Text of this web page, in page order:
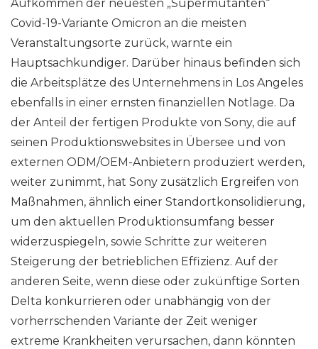
Aufkommen der neuesten „Supermutanten“
Covid-19-Variante Omicron an die meisten
Veranstaltungsorte zurück, warnte ein
Hauptsachkundiger. Darüber hinaus befinden sich
die Arbeitsplätze des Unternehmens in Los Angeles
ebenfalls in einer ernsten finanziellen Notlage. Da
der Anteil der fertigen Produkte von Sony, die auf
seinen Produktionswebsites in Übersee und von
externen ODM/OEM-Anbietern produziert werden,
weiter zunimmt, hat Sony zusätzlich Ergreifen von
Maßnahmen, ähnlich einer Standortkonsolidierung,
um den aktuellen Produktionsumfang besser
widerzuspiegeln, sowie Schritte zur weiteren
Steigerung der betrieblichen Effizienz. Auf der
anderen Seite, wenn diese oder zukünftige Sorten
Delta konkurrieren oder unabhängig von der
vorherrschenden Variante der Zeit weniger
extreme Krankheiten verursachen, dann könnten